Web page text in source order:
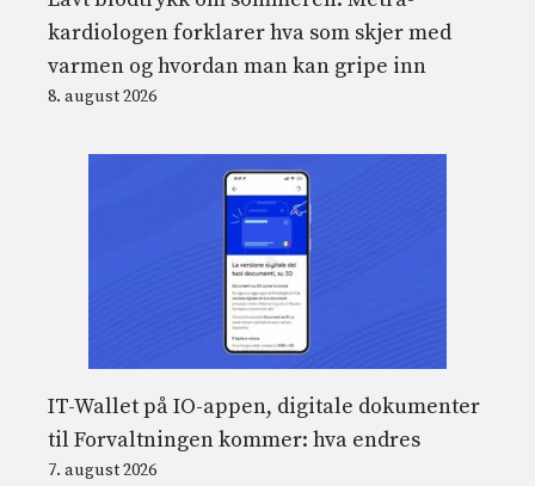
kardiologen forklarer hva som skjer med
varmen og hvordan man kan gripe inn
8. august 2026
IT-Wallet på IO-appen, digitale dokumenter
til Forvaltningen kommer: hva endres
7. august 2026